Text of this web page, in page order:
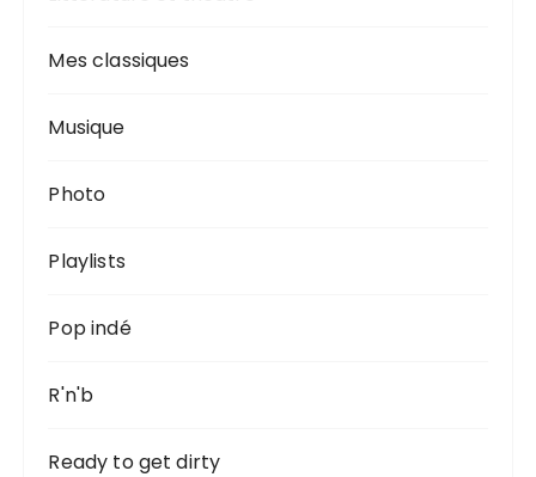
Mes classiques
Musique
Photo
Playlists
Pop indé
R'n'b
Ready to get dirty